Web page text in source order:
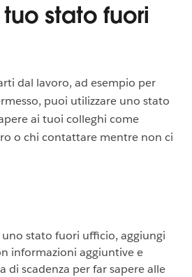
stato fuori
dal lavoro, ad esempio per
puoi utilizzare uno stato
ai tuoi colleghi come
o chi contattare mentre non ci
stato fuori ufficio, aggiungi
informazioni aggiuntive e
di scadenza per far sapere alle